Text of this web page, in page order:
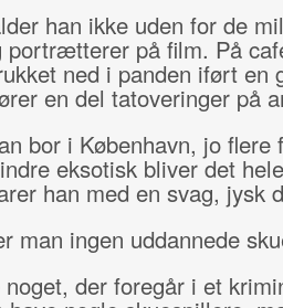
han ikke uden for de
portrætterer på film. På
ned i panden iført en
en del tatoveringer på
bor i København, jo flere
eksotisk bliver det hele
han med en svag, jysk
man ingen uddannede
noget, der foregår i et